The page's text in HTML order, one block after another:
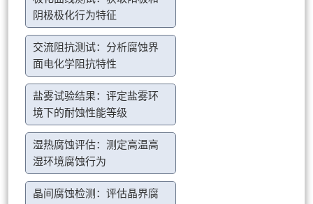
阴极极化行为特征
交流阻抗测试：分析腐蚀界
面电化学阻抗特性
盐雾试验结果：评定盐雾环
境下的耐蚀性能等级
湿热腐蚀评估：测定高温高
湿环境腐蚀行为
晶间腐蚀检测：评估晶界腐